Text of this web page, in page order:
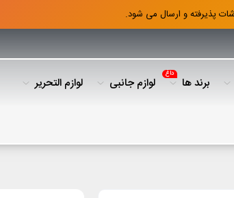
پذیرفته و ارسال می شود.
برند ها
داغ
لوازم جانبی لوازم التحریر